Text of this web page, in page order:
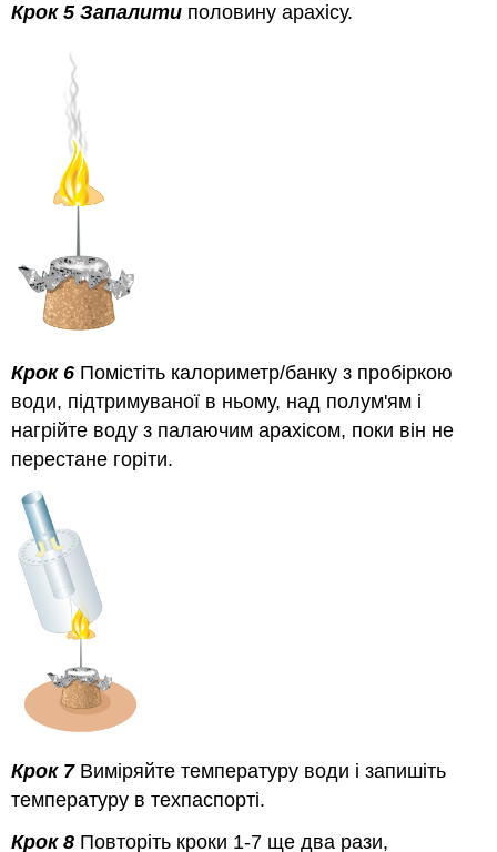
Крок 5 Запалити половину арахісу.
Крок 6 Помістіть калориметр/банку з пробіркою
води, підтримуваної в ньому, над полум'ям і
нагрійте воду з палаючим арахісом, поки він не
перестане горіти.
Крок 7Виміряйте температуру води і запишіть
температуру в техпаспорті.
Крок 8 Повторіть кроки 1-7 ще два рази,